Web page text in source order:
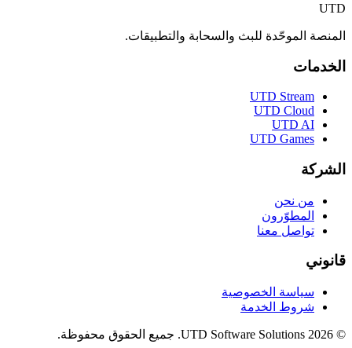
UTD
المنصة الموحّدة للبث والسحابة والتطبيقات.
الخدمات
UTD Stream
UTD Cloud
UTD AI
UTD Games
الشركة
من نحن
المطوّرون
تواصل معنا
قانوني
سياسة الخصوصية
شروط الخدمة
©
2026 جميع الحقوق محفوظة.